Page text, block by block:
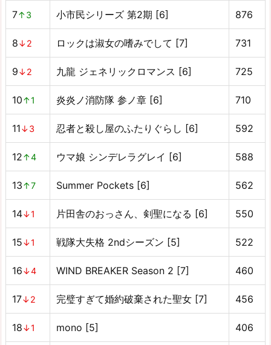
7↑3 小市民シリーズ 第2期 [6] 876
8↓2 ロックは淑女の嗜みでして [7] 731
9↓2 九龍 ジェネリックロマンス [6] 725
10↑1 炎炎ノ消防隊 参ノ章 [6] 710
11↓3 忍者と殺し屋のふたりぐらし [6] 592
12↑4 ウマ娘 シンデレラグレイ [6] 588
13↑7 Summer Pockets [6] 562
14↓1 片田舎のおっさん、剣聖になる [6] 550
15↓1 戦隊大失格 2ndシーズン [5] 522
16↓4 WIND BREAKER Season 2 [7] 460
17↓2 完璧すぎて婚約破棄された聖女 [7] 456
18↓1 mono [5] 406